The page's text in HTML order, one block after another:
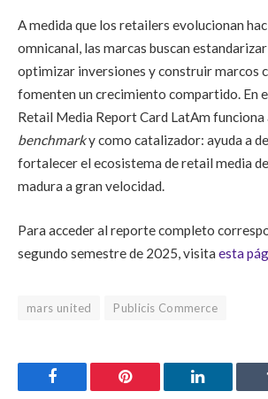
A medida que los retailers evolucionan
omnicanal, las marcas buscan
optimizar inversiones y construir marcos
fomenten un crecimiento compartido. En
Retail Media Report Card LatAm funciona
benchmarky como catalizador: ayuda a
fortalecer el ecosistema de retail media
madura a gran velocidad.
Para acceder al reporte completo
segundo semestre de 2025, visita esta
mars united Publicis Commerce
Facebook Pinterest LinkedIn